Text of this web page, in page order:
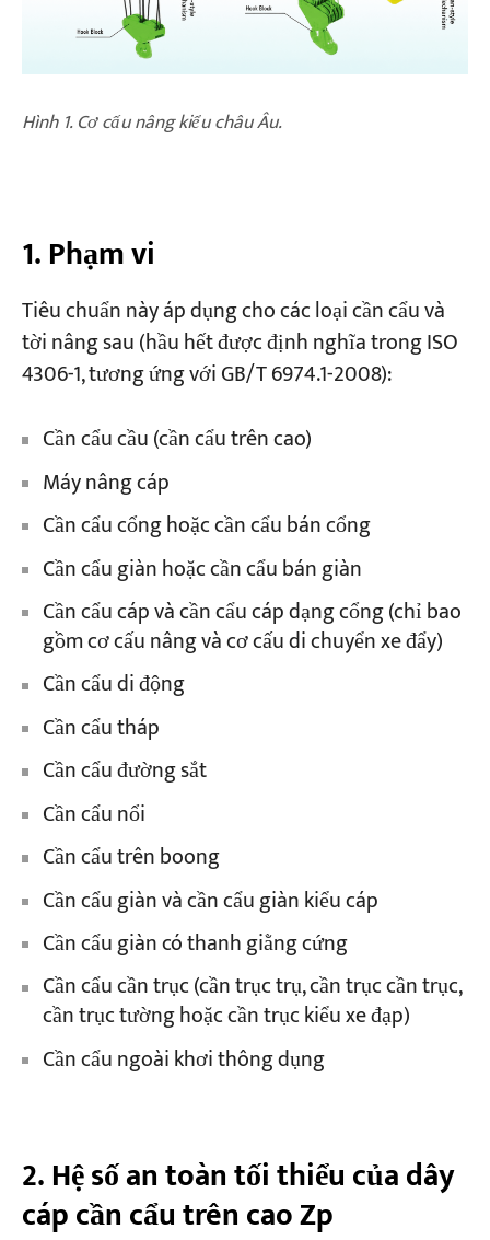
Hình 1. Cơ cấu nâng kiểu châu Âu.
1. Phạm vi
Tiêu chuẩn này áp dụng cho các loại cần cẩu và
tời nâng sau (hầu hết được định nghĩa trong ISO
4306-1, tương ứng với GB/T 6974.1-2008):
Cần cẩu cầu (cần cẩu trên cao)
Máy nâng cáp
Cần cẩu cổng hoặc cần cẩu bán cổng
Cần cẩu giàn hoặc cần cẩu bán giàn
Cần cẩu cáp và cần cẩu cáp dạng cổng (chỉ bao
gồm cơ cấu nâng và cơ cấu di chuyển xe đẩy)
Cần cẩu di động
Cần cẩu tháp
Cần cẩu đường sắt
Cần cẩu nổi
Cần cẩu trên boong
Cần cẩu giàn và cần cẩu giàn kiểu cáp
Cần cẩu giàn có thanh giằng cứng
Cần cẩu cần trục (cần trục trụ, cần trục cần trục,
cần trục tường hoặc cần trục kiểu xe đạp)
Cần cẩu ngoài khơi thông dụng
2. Hệ số an toàn tối thiểu của dây
cáp cần cẩu trên cao Zp